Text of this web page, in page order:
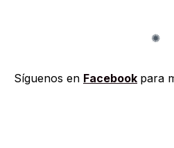
Síguenos en Facebook para